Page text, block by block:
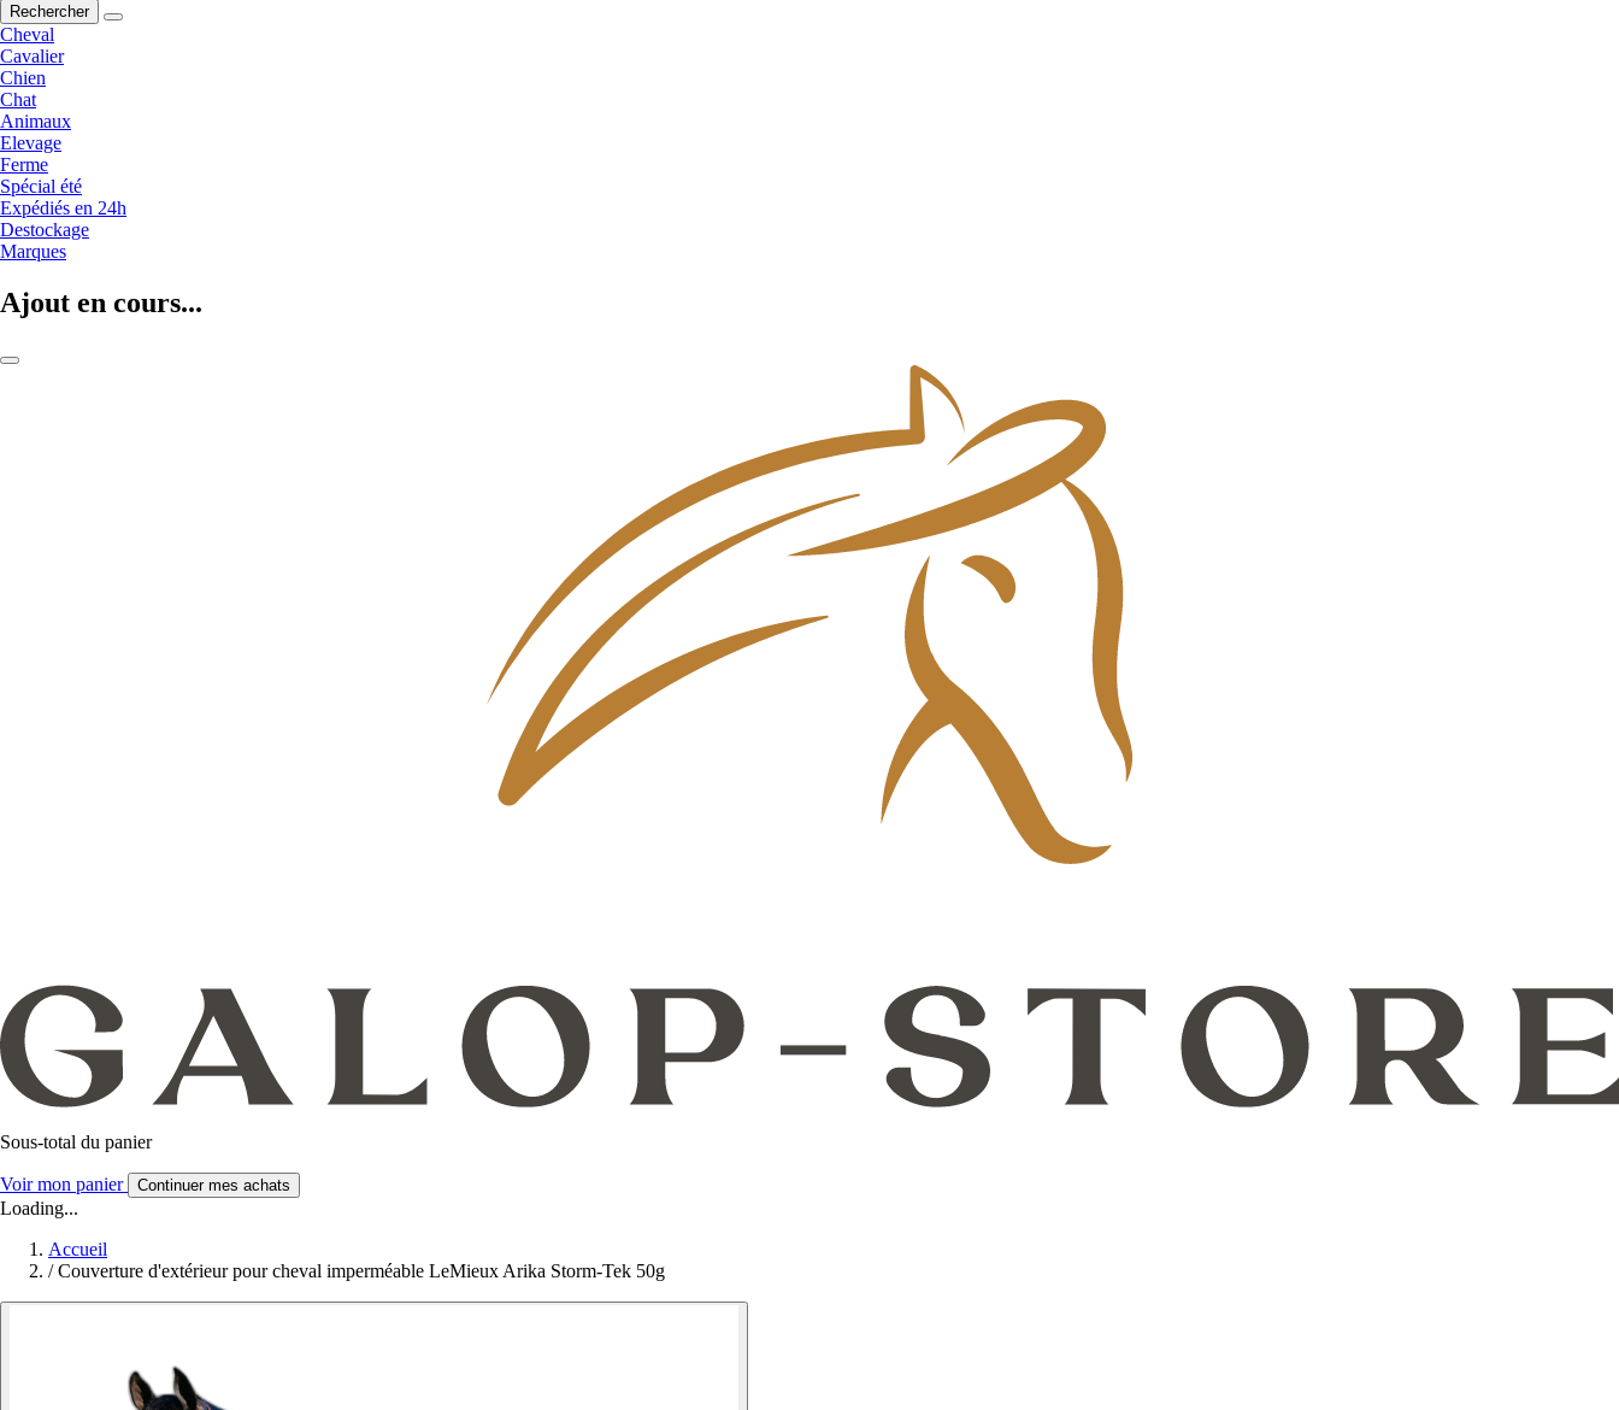
Rechercher
Cheval
Cavalier
Chien
Chat
Animaux
Elevage
Ferme
Spécial été
Expédiés en 24h
Destockage
Marques
Ajout en cours...
Sous-total du panier
Voir mon panier Continuer mes achats
Loading...
Accueil
/ Couverture d'extérieur pour cheval imperméable LeMieux Arika Storm-Tek 50g